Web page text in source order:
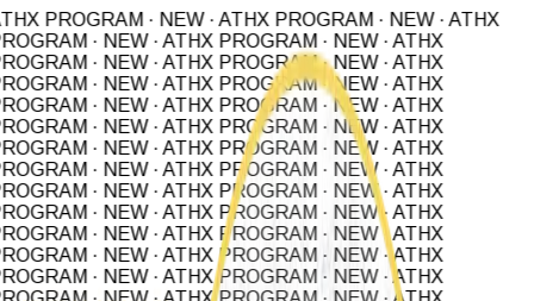
PROGRAM · NEW · ATHX PROGRAM · NEW · ATHX
· NEW · ATHX PROGRAM · NEW · ATHX
· NEW · ATHX PROGRAM · NEW · ATHX
· NEW · ATHX PROGRAM · NEW · ATHX
· NEW · ATHX PROGRAM · NEW · ATHX
· NEW · ATHX PROGRAM · NEW · ATHX
· NEW · ATHX PROGRAM · NEW · ATHX
· NEW · ATHX PROGRAM · NEW · ATHX
· NEW · ATHX PROGRAM · NEW · ATHX
· NEW · ATHX PROGRAM · NEW · ATHX
· NEW · ATHX PROGRAM · NEW · ATHX
· NEW · ATHX PROGRAM · NEW · ATHX
· NEW · ATHX PROGRAM · NEW · ATHX